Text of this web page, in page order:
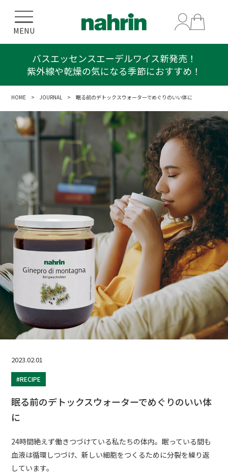
MENU
バスエッセンスエーデルワイス新発売！
紫外線や乾燥の気になる季節におすすめ！
HOME >JOURNAL> 眠る前のデトックスウォーターでめぐりのいい体に
2023.02.01
#RECIPE
眠る前のデトックスウォーターでめぐりのいい体
に
24時間絶えず働きつづけている私たちの体内。眠っている間も
血液は循環しつづけ、新しい細胞をつくるために分裂を繰り返
しています。